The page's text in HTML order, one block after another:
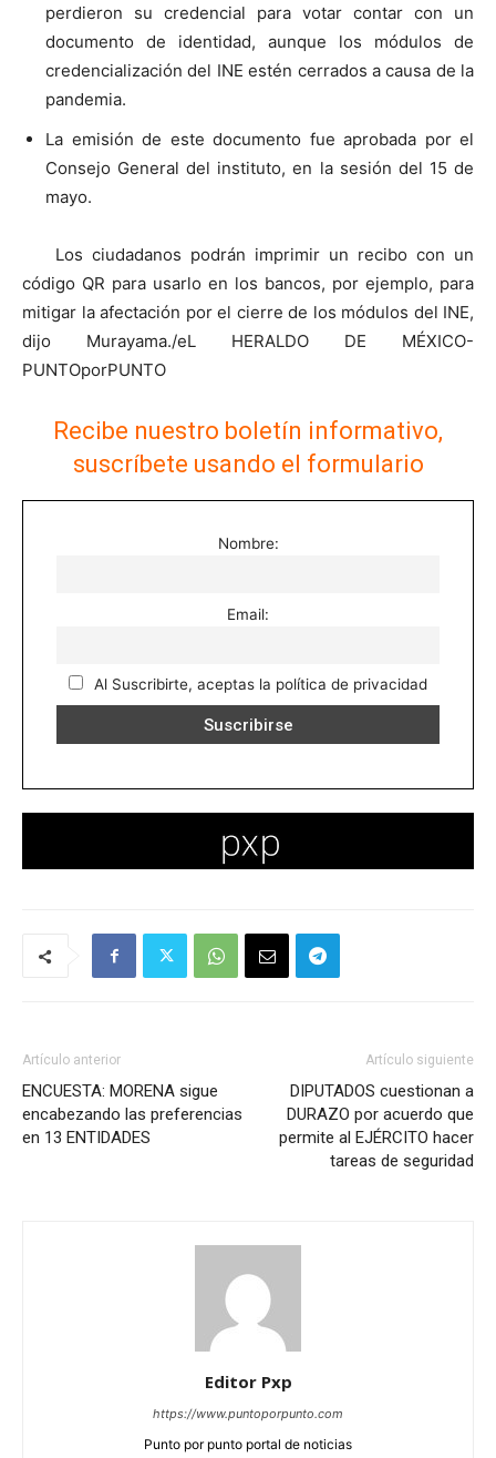
perdieron su credencial para votar contar con un
documento de identidad, aunque los módulos de
credencialización del INE estén cerrados a causa de la
pandemia.
La emisión de este documento fue aprobada por el
Consejo General del instituto, en la sesión del 15 de
mayo.
Los ciudadanos podrán imprimir un recibo con un
código QR para usarlo en los bancos, por ejemplo, para
mitigar la afectación por el cierre de los módulos del INE,
dijo Murayama./eL HERALDO DE MÉXICO-
PUNTOporPUNTO
Recibe nuestro boletín informativo,
suscríbete usando el formulario
Nombre:
Email:
Al Suscribirte, aceptas la política de privacidad
Artículo anterior
ENCUESTA: MORENA sigue
encabezando las preferencias
en 13 ENTIDADES
Artículo siguiente
DIPUTADOS cuestionan a
DURAZO por acuerdo que
permite al EJÉRCITO hacer
tareas de seguridad
Editor Pxp
https://www.puntoporpunto.com
Punto por punto portal de noticias